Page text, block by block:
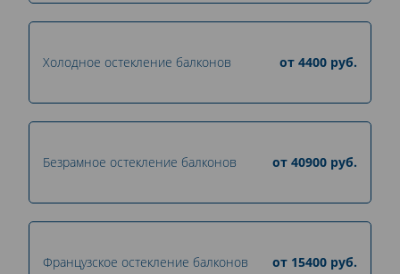
Холодное остекление балконов от 4400 руб.
Безрамное остекление балконов от 40900 руб.
Французское остекление балконов от 15400 руб.